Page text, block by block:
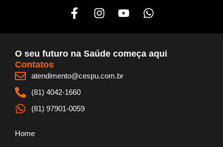
F
a
c
b
o
k
-
f
I
n
s
a
r
Y
o
u
u
e
W
h
a
s
O seu futuro na Saúde começa aqui
Contatos
atendimento@cespu.com.br
(81) 4042-1660
(81) 97901-0059
Home